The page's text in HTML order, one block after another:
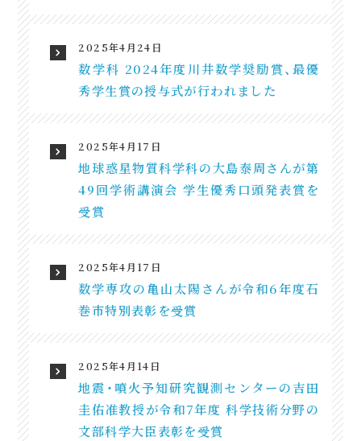
2025年4月24日
数学科 2024年度川井数学奨励賞、最優
秀学生賞の授与式が行われました
2025年4月17日
地球惑星物質科学科の大島泰周さんが第
49回学術講演会 学生優秀口頭発表賞を
受賞
2025年4月17日
数学専攻の亀山太陽さんが令和6年度石
巻市特別表彰を受賞
2025年4月14日
地震・噴火予知研究観測センターの吉田
圭佑准教授が令和7年度 科学技術分野の
文部科学大臣表彰を受賞